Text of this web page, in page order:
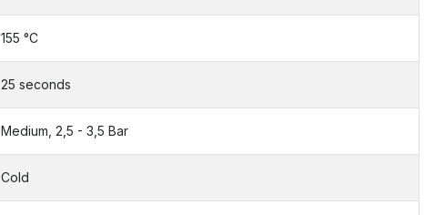
155 °C
25 seconds
Medium, 2,5 - 3,5 Bar
Cold